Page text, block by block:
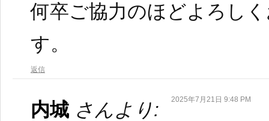
何卒ご協力のほどよろし
す。
返信
内城 さんより: 2025年7月21日 9:48 PM